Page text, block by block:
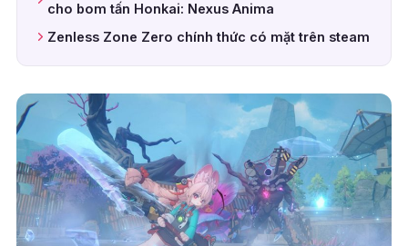
cho bom tấn Honkai: Nexus Anima
Zenless Zone Zero chính thức có mặt trên steam